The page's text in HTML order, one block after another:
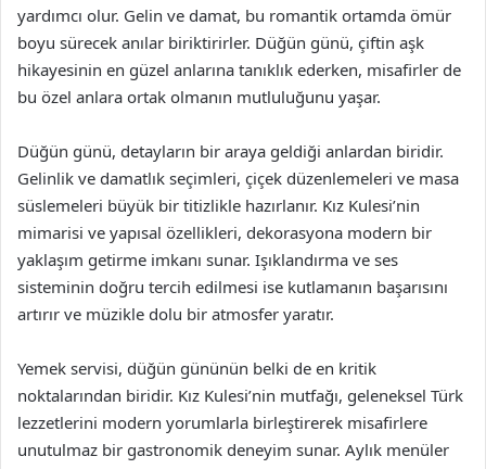
yardımcı olur. Gelin ve damat, bu romantik ortamda ömür
boyu sürecek anılar biriktirirler. Düğün günü, çiftin aşk
hikayesinin en güzel anlarına tanıklık ederken, misafirler de
bu özel anlara ortak olmanın mutluluğunu yaşar.
Düğün günü, detayların bir araya geldiği anlardan biridir.
Gelinlik ve damatlık seçimleri, çiçek düzenlemeleri ve masa
süslemeleri büyük bir titizlikle hazırlanır. Kız Kulesi’nin
mimarisi ve yapısal özellikleri, dekorasyona modern bir
yaklaşım getirme imkanı sunar. Işıklandırma ve ses
sisteminin doğru tercih edilmesi ise kutlamanın başarısını
artırır ve müzikle dolu bir atmosfer yaratır.
Yemek servisi, düğün gününün belki de en kritik
noktalarından biridir. Kız Kulesi’nin mutfağı, geleneksel Türk
lezzetlerini modern yorumlarla birleştirerek misafirlere
unutulmaz bir gastronomik deneyim sunar. Aylık menüler